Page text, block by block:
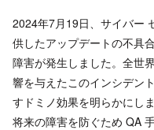
2024年7月19日、サイバー
供したアップデートの不具
障害が発生しました。全世
響を与えたこのインシデン
すドミノ効果を明らかにし
将来の障害を防ぐため QA